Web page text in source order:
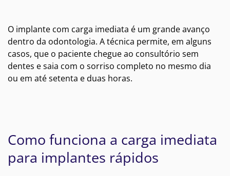
O implante com carga imediata é um grande avanço
dentro da odontologia. A técnica permite, em alguns
casos, que o paciente chegue ao consultório sem
dentes e saia com o sorriso completo no mesmo dia
ou em até setenta e duas horas.
Como funciona a carga imediata
para implantes rápidos